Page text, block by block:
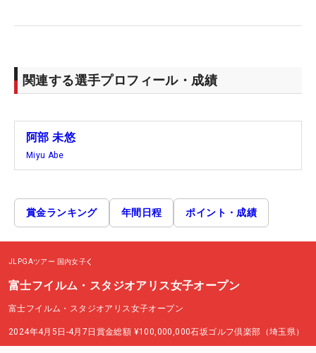
関連する選手プロフィール・成績
阿部 未悠
Miyu Abe
賞金ランキング 年間日程 ポイント・成績
JLPGAツアー 国内女子
富士フイルム・スタジオアリス女子オープン
富士フイルム・スタジオアリス女子オープン
2024年4月5日-4月7日 賞金総額 ¥100,000,000石坂ゴルフ倶楽部（埼玉県）